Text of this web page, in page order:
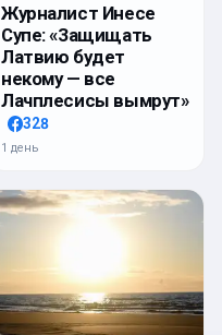
Журналист Инесе
Супе: «Защищать
Латвию будет
некому — все
Лачплесисы вымрут»
328
1 день